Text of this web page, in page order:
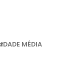
IDADE MÉDIA